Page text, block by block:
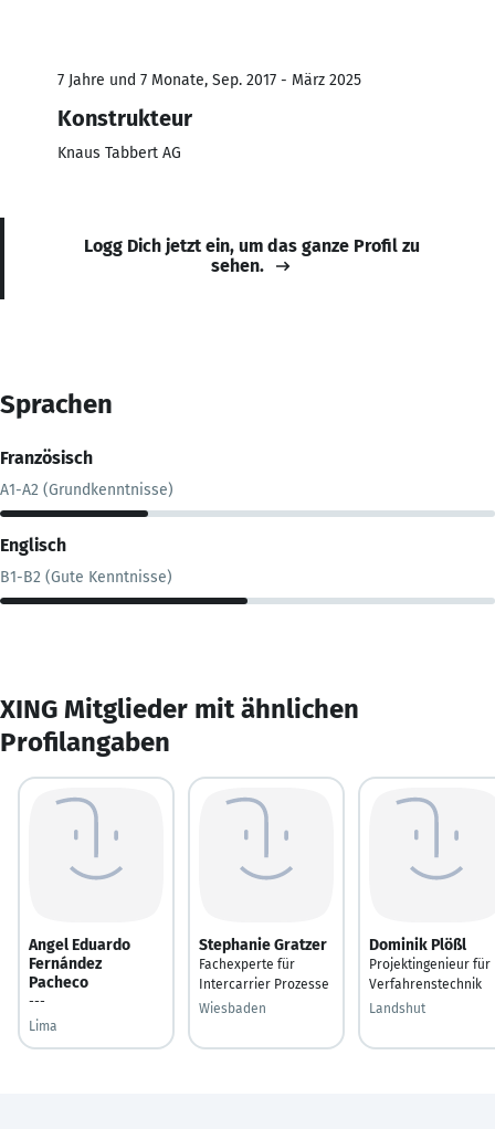
7 Jahre und 7 Monate, Sep. 2017 - März 2025
Konstrukteur
Knaus Tabbert AG
Logg Dich jetzt ein, um das ganze Profil zu
sehen.
Sprachen
Französisch
A1-A2 (Grundkenntnisse)
Englisch
B1-B2 (Gute Kenntnisse)
XING Mitglieder mit ähnlichen
Profilangaben
Angel Eduardo
Fernández
Pacheco
---
Lima
Stephanie Gratzer
Fachexperte für
Intercarrier Prozesse
Wiesbaden
Dominik Plößl
Projektingenieur für
Verfahrenstechnik
Landshut